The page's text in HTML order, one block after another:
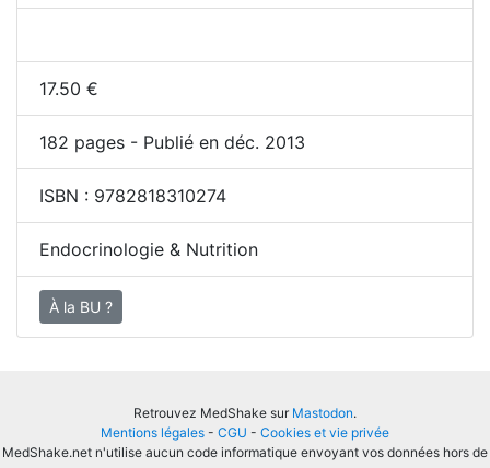
17.50 €
182 pages - Publié en déc. 2013
ISBN : 9782818310274
Endocrinologie & Nutrition
À la BU ?
Retrouvez MedShake sur Mastodon.
Mentions légales - CGU - Cookies et vie privée
MedShake.net n'utilise aucun code informatique envoyant vos données hors de